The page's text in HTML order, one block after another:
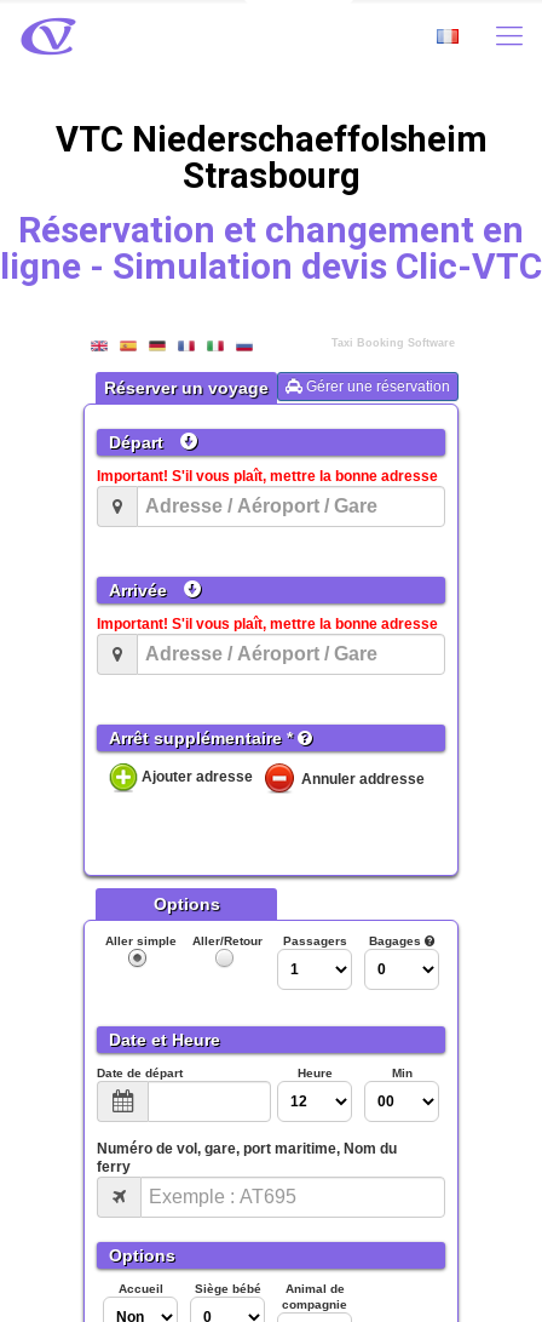
VTC Niederschaeffolsheim
Strasbourg
Réservation et changement en
ligne - Simulation devis Clic-VTC